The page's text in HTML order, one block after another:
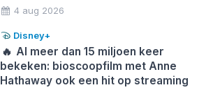
4 aug 2026
Disney+
🔥 Al meer dan 15 miljoen keer
bekeken: bioscoopfilm met Anne
Hathaway ook een hit op streaming